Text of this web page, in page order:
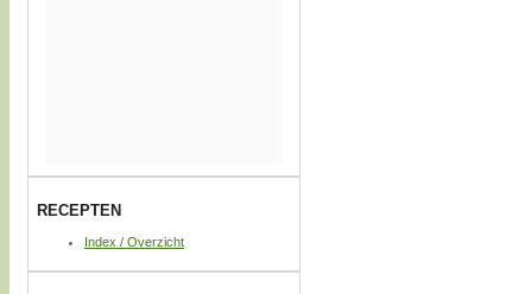
RECEPTEN
Index / Overzicht